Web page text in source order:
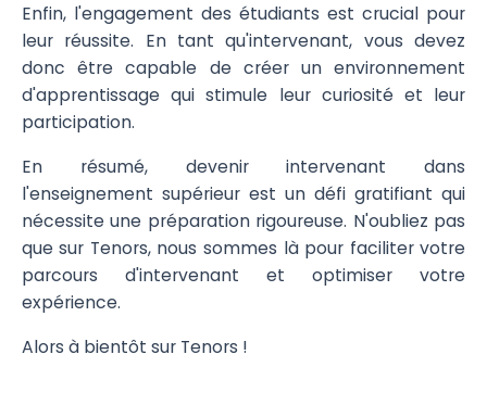
Enfin, l'engagement des étudiants est crucial pour
leur réussite. En tant qu'intervenant, vous devez
donc être capable de créer un environnement
d'apprentissage qui stimule leur curiosité et leur
participation.
En résumé, devenir intervenant dans
l'enseignement supérieur est un défi gratifiant qui
nécessite une préparation rigoureuse. N'oubliez pas
que sur Tenors, nous sommes là pour faciliter votre
parcours d'intervenant et optimiser votre
expérience.
Alors à bientôt sur Tenors !